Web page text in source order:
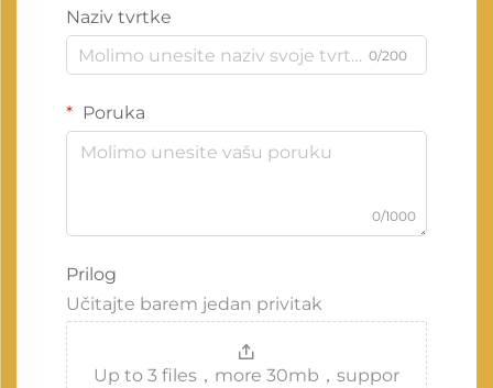
Naziv tvrtke
0/200
Poruka
0/1000
Prilog
Učitajte barem jedan privitak
Up to 3 files，more 30mb，suppor